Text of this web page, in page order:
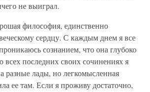
не выиграл.
философия, единственно
сердцу. С каждым днем я все
сознанием, что она глубоко
всех последних своих сочинениях я
разные лады, но легкомысленная
ее там. Если я проживу достаточно,